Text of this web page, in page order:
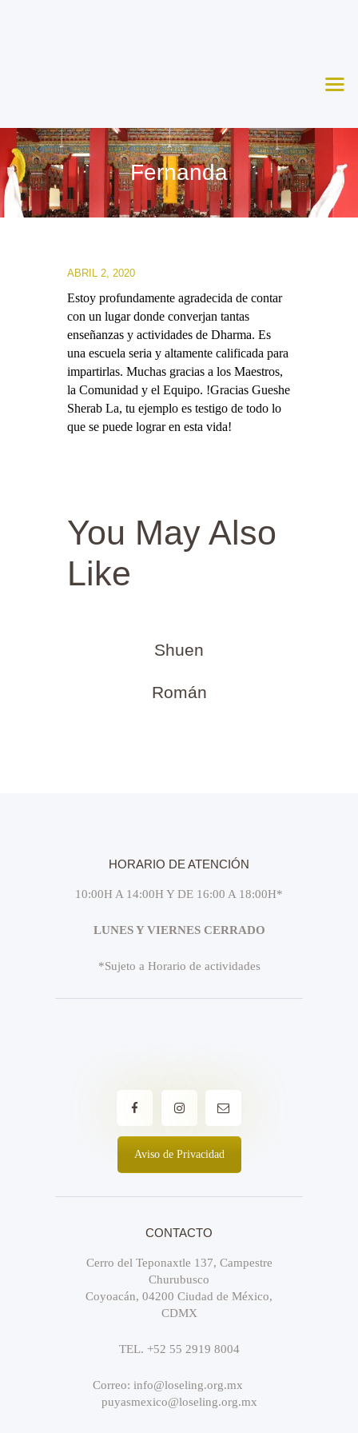
Fernanda
Agenda
Apoya
Contacto
ABRIL 2, 2020
Estoy profundamente agradecida de contar
con un lugar donde converjan tantas
enseñanzas y actividades de Dharma. Es
una escuela seria y altamente calificada para
impartirlas. Muchas gracias a los Maestros,
la Comunidad y el Equipo. !Gracias Gueshe
Sherab La, tu ejemplo es testigo de todo lo
que se puede lograr en esta vida!
You May Also
Like
Shuen
Román
HORARIO DE ATENCIÓN
10:00H A 14:00H Y DE 16:00 A 18:00H*
LUNES Y VIERNES CERRADO
*Sujeto a Horario de actividades
Aviso de Privacidad
CONTACTO
Cerro del Teponaxtle 137, Campestre
Churubusco
Coyoacán, 04200 Ciudad de México,
CDMX
TEL. +52 55 2919 8004
Correo: info@loseling.org.mx
puyasmexico@loseling.org.mx